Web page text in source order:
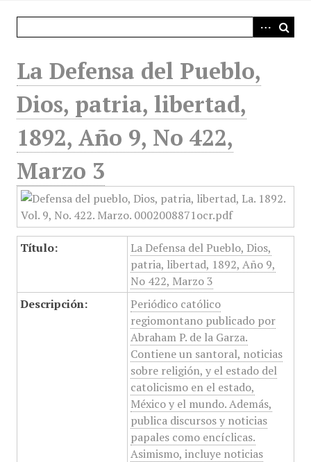
La Defensa del Pueblo,
Dios, patria, libertad,
1892, Año 9, No 422,
Marzo 3
Título:
La Defensa del Pueblo, Dios,
patria, libertad, 1892, Año 9,
No 422, Marzo 3
Descripción:
Periódico católico
regiomontano publicado por
Abraham P. de la Garza.
Contiene un santoral, noticias
sobre religión, y el estado del
catolicismo en el estado,
México y el mundo. Además,
publica discursos y noticias
papales como encíclicas.
Asimismo, incluye noticias